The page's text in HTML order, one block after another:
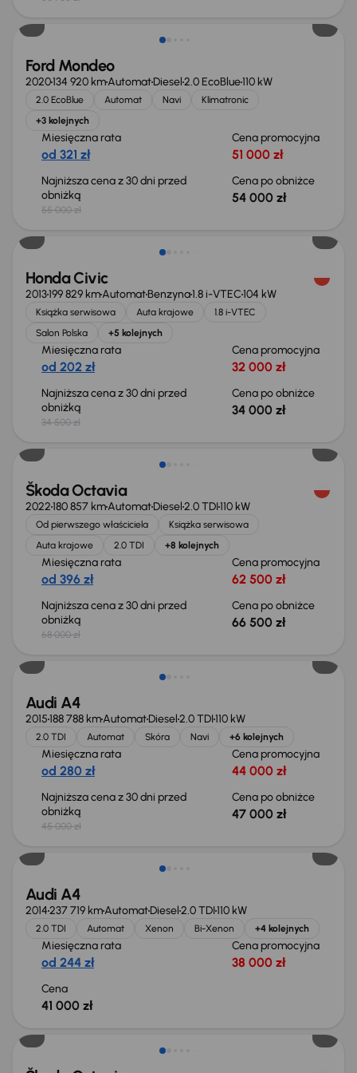
Taniej o 1 000 zł
Ford Mondeo
2020134 920 kmAutomatDiesel2.0 EcoBlue110 kW
2.0 EcoBlue Automat Navi
Klimatronic
+3 kolejnych
Miesięczna rata
od 321 zł
Cena promocyjna
51 000 zł
Najniższa cena z 30 dni przed
obniżką
55 000 zł
Cena po obniżce
54 000 zł
Taniej o 500 zł
Honda Civic
2013199 829 kmAutomatBenzyna1.8 i-VTEC104 kW
Książka serwisowa Auta krajowe
1.8 i-VTEC
Salon Polska
+5 kolejnych
Miesięczna rata
od 202 zł
Cena promocyjna
32 000 zł
Najniższa cena z 30 dni przed
obniżką
34 500 zł
Cena po obniżce
34 000 zł
Świeżo skupione
Škoda Octavia
2022180 857 kmAutomatDiesel2.0 TDI110 kW
Od pierwszego właściciela
Książka serwisowa
Auta krajowe
2.0 TDI +8 kolejnych
Miesięczna rata
od 396 zł
Cena promocyjna
62 500 zł
Najniższa cena z 30 dni przed
obniżką
68 000 zł
Cena po obniżce
66 500 zł
Audi A4
2015188 788 kmAutomatDiesel2.0 TDI110 kW
2.0 TDI Automat Skóra Navi +6 kolejnych
Miesięczna rata
od 280 zł
Cena promocyjna
44 000 zł
Najniższa cena z 30 dni przed
obniżką
45 000 zł
Cena po obniżce
47 000 zł
Audi A4
2014237 719 kmAutomatDiesel2.0 TDI110 kW
2.0 TDI Automat Xenon Bi-Xenon +4 kolejnych
Miesięczna rata
od 244 zł
Cena promocyjna
38 000 zł
Cena
41 000 zł